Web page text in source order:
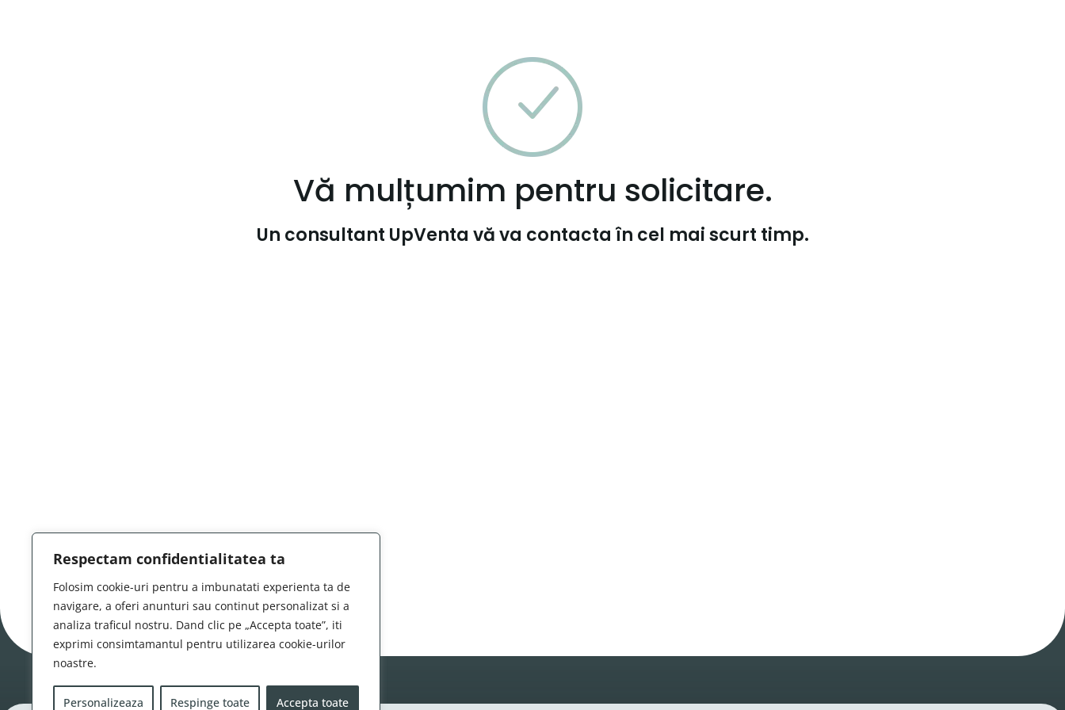
Respectam confidentialitatea ta
Folosim cookie-uri pentru a imbunatati experienta ta de
navigare, a oferi anunturi sau continut personalizat si a
analiza traficul nostru. Dand clic pe „Accepta toate”, iti
exprimi consimtamantul pentru utilizarea cookie-urilor
noastre.
Personalizeaza Respinge toate Accepta toate
Vă mulțumim pentru solicitare.
Un consultant UpVenta vă va contacta în cel mai scurt timp.